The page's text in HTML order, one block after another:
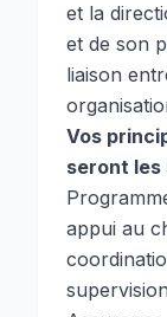
et la
et de son
liaison
Vos
seront les
appui au